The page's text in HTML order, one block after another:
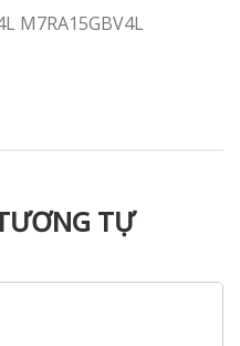
M7RA15GBV4L
TỰ